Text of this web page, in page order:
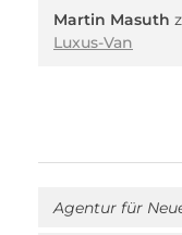
Martin Masuth
Luxus-Van
Agentur für